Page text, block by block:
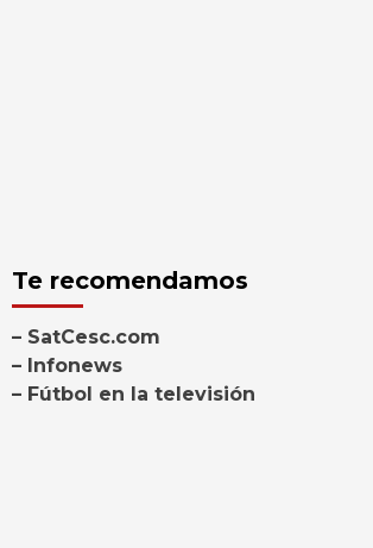
Te recomendamos
– SatCesc.com
– Infonews
– Fútbol en la televisión